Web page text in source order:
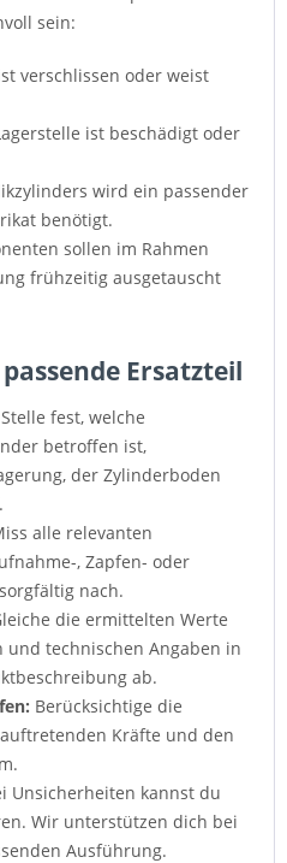
sein:
verschlissen oder weist
ist beschädigt oder
wird ein passender
benötigt.
sollen im Rahmen
frühzeitig ausgetauscht
Ersatzteil
Stelle fest, welche
betroffen ist,
der Zylinderboden
alle relevanten
, Zapfen- oder
nach.
die ermittelten Werte
technischen Angaben in
ab.
Berücksichtige die
Kräfte und den
Unsicherheiten kannst du
Wir unterstützen dich bei
Ausführung.